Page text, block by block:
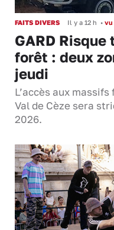
FAITS DIVERS Il y a 12 h • vu
GARD
forêt : deux
jeudi
L’accès aux
Val de Cèze sera
2026.